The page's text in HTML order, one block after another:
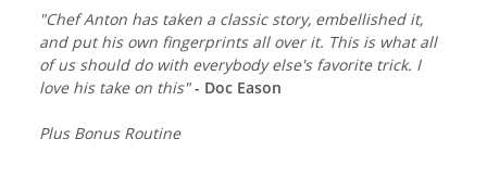
"Chef Anton has taken a classic story, embellished it,
and put his own fingerprints all over it. This is what all
of us should do with everybody else's favorite trick. I
love his take on this"- Doc Eason
Plus Bonus Routine